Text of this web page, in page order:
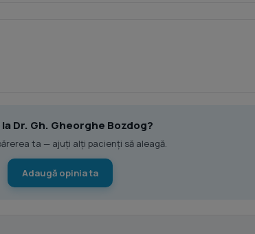
Dr. Gh. Gheorghe Bozdog?
ta — ajuți alți pacienți să aleagă.
Adaugă opinia ta